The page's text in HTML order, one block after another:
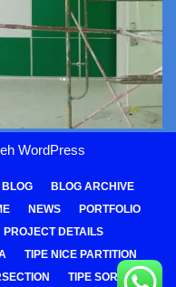
WordPress
BLOG
BLOG ARCHIVE
NEWS
PORTFOLIO
PROJECT DETAILS
TIPE NICE PARTITION
TIPE SOREPA